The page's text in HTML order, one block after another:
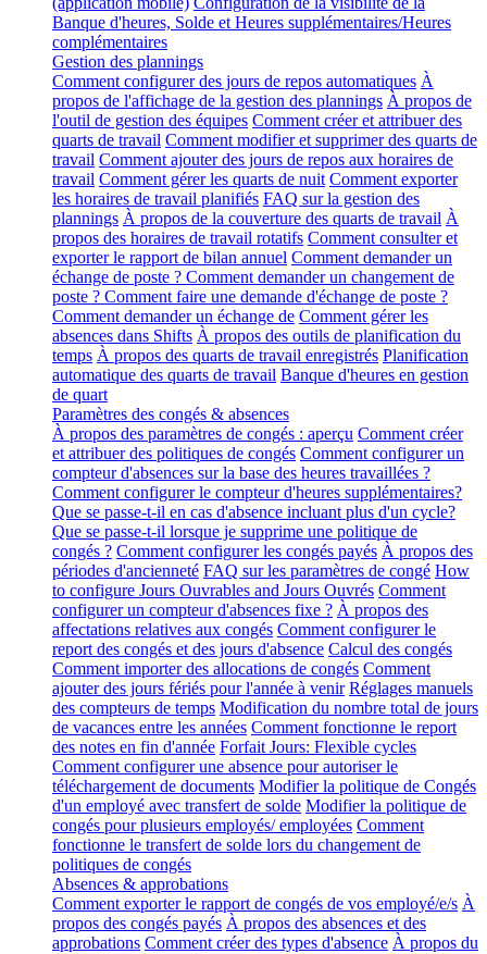
Banque d'heures, Solde et Heures supplémentaires/Heures
complémentaires
Gestion des plannings
Comment configurer des jours de repos automatiques À
propos de l'affichage de la gestion des plannings À propos de
l'outil de gestion des équipes Comment créer et attribuer des
quarts de travail Comment modifier et supprimer des quarts de
travail Comment ajouter des jours de repos aux horaires de
travail Comment gérer les quarts de nuit Comment exporter
les horaires de travail planifiés FAQ sur la gestion des
plannings À propos de la couverture des quarts de travail À
propos des horaires de travail rotatifs Comment consulter et
exporter le rapport de bilan annuel Comment demander un
échange de poste ? Comment demander un changement de
poste ? Comment faire une demande d'échange de poste ?
Comment demander un échange de Comment gérer les
absences dans Shifts À propos des outils de planification du
temps À propos des quarts de travail enregistrés Planification
automatique des quarts de travail Banque d'heures en gestion
de quart
Paramètres des congés & absences
À propos des paramètres de congés : aperçu Comment créer
et attribuer des politiques de congés Comment configurer un
compteur d'absences sur la base des heures travaillées ?
Comment configurer le compteur d'heures supplémentaires?
Que se passe-t-il en cas d'absence incluant plus d'un cycle?
Que se passe-t-il lorsque je supprime une politique de
congés ? Comment configurer les congés payés À propos des
périodes d'ancienneté FAQ sur les paramètres de congé How
to configure Jours Ouvrables and Jours Ouvrés Comment
configurer un compteur d'absences fixe ? À propos des
affectations relatives aux congés Comment configurer le
report des congés et des jours d'absence Calcul des congés
Comment importer des allocations de congés Comment
ajouter des jours fériés pour l'année à venir Réglages manuels
des compteurs de temps Modification du nombre total de jours
de vacances entre les années Comment fonctionne le report
des notes en fin d'année Forfait Jours: Flexible cycles
Comment configurer une absence pour autoriser le
téléchargement de documents Modifier la politique de Congés
d'un employé avec transfert de solde Modifier la politique de
congés pour plusieurs employés/ employées Comment
fonctionne le transfert de solde lors du changement de
politiques de congés
Absences & approbations
Comment exporter le rapport de congés de vos employé/e/s À
propos des congés payés À propos des absences et des
approbations Comment créer des types d'absence À propos du